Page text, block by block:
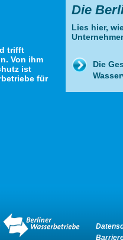
trifft
Von ihm
ist
für
Die
Lies hier,
Die